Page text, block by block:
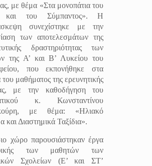
με θέμα «Στα μονοπάτια του
και του Σύμπαντος». Η
συνεχίστηκε με την
των αποτελεσμάτωντης
δραστηριότητας των
της Α’ και Β’ Λυκείου του
που εκπονήθηκε στα
του μαθήματος της ερευνητικής
με την καθοδήγηση του
κ. Κωνσταντίνου
με θέμα: «Ηλιακό
και Διαστημικά Ταξίδια».
χώρο παρουσιάστηκαν έργα
των μαθητών των
Σχολείων (Ε’ και ΣΤ’